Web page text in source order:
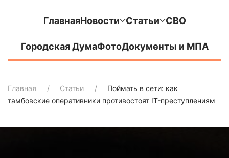
ГлавнаяНовости Статьи СВО
Городская ДумаФотоДокументы и МПА
Главная Статьи
Поймать в сети: как
тамбовские оперативники противостоят IT-преступлениям